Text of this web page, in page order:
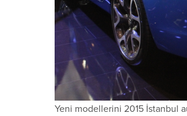
Yeni modellerini 2015 İstanbul